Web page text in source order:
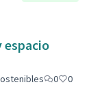
espacio
0
0